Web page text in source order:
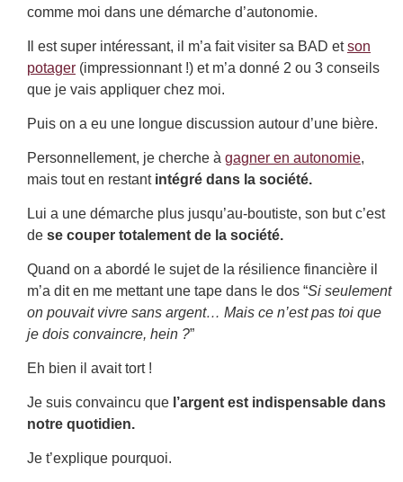
comme moi dans une démarche d’autonomie.
Il est super intéressant, il m’a fait visiter sa BAD etson
potager (impressionnant !) et m’a donné 2 ou 3 conseils
que je vais appliquer chez moi.
Puis on a eu une longue discussion autour d’une bière.
Personnellement, je cherche à gagner en autonomie,
mais tout en restant intégré dans la société.
Lui a une démarche plus jusqu’au-boutiste, son but c’est
de se couper totalement de la société.
Quand on a abordé le sujet de la résilience financière il
m’a dit en me mettant une tape dans le dos “Si seulement
on pouvait vivre sans argent… Mais ce n’est pas toi que
je dois convaincre, hein ?”
Eh bien il avait tort !
Je suis convaincu que l’argent est indispensable dans
notre quotidien.
Je t’explique pourquoi.